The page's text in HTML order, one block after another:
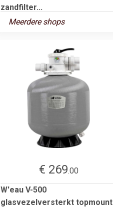
zandfilter...
Meerdere shops
€ 269.00
W'eau V-500
glasvezelversterkt topmount